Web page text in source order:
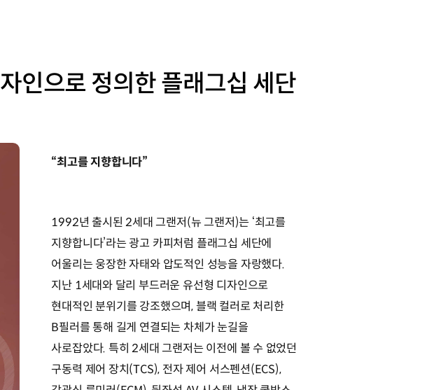
인으로 정의한 플래그십 세단
“최고를 지향합니다”
1992년 출시된 2세대 그랜저(뉴 그랜저)는 ‘최고를
지향합니다’라는 광고 카피처럼 플래그십 세단에
어울리는 웅장한 자태와 압도적인 성능을 자랑했다.
지난 1세대와 달리 부드러운 유선형 디자인으로
현대적인 분위기를 강조했으며, 블랙 컬러로 처리한
B필러를 통해 길게 연결되는 차체가 눈길을
사로잡았다. 특히 2세대 그랜저는 이전에 볼 수 없었던
구동력 제어 장치(TCS), 전자 제어 서스펜션(ECS),